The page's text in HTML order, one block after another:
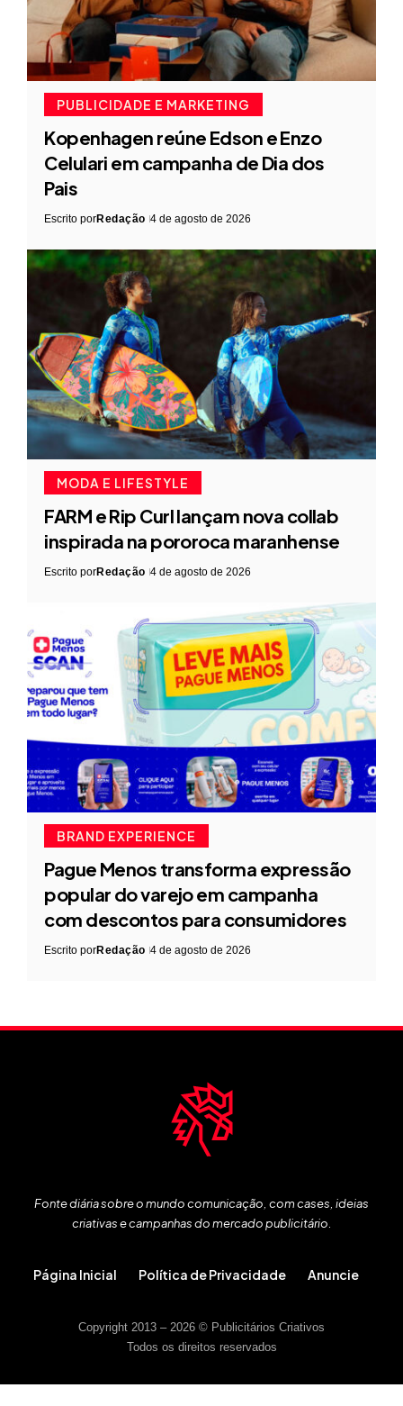
PUBLICIDADE E MARKETING
Kopenhagen reúne Edson e Enzo
Celulari em campanha de Dia dos
Pais
Escrito porRedação 4 de agosto de 2026
MODA E LIFESTYLE
FARM e Rip Curl lançam nova collab
inspirada na pororoca maranhense
Escrito porRedação 4 de agosto de 2026
BRAND EXPERIENCE
Pague Menos transforma expressão
popular do varejo em campanha
com descontos para consumidores
Escrito porRedação 4 de agosto de 2026
Fonte diária sobre o mundo comunicação, com cases, ideias
criativas e campanhas do mercado publicitário.
Página Inicial Política de Privacidade Anuncie
Copyright 2013 – 2026 © Publicitários Criativos
Todos os direitos reservados